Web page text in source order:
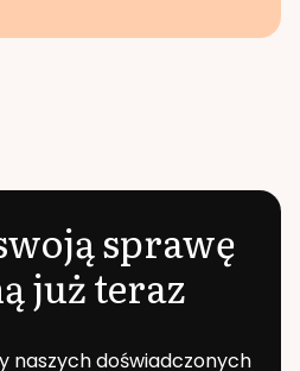
sprawę
już teraz
naszych doświadczonych